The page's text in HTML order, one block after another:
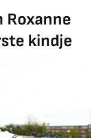
Roxanne
kindje